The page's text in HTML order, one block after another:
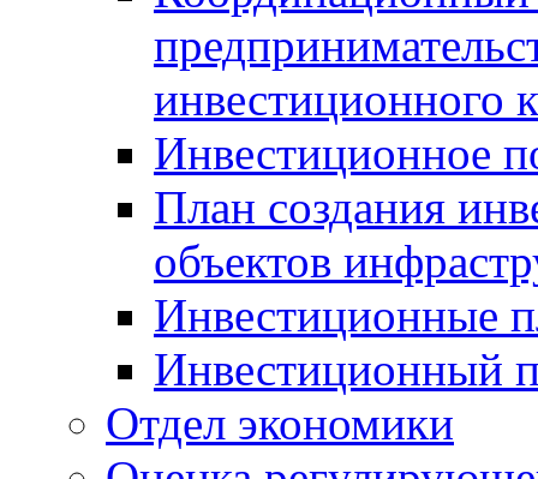
инвестиционного
Инвестиционное
План создания
объектов
Инвестиционные
Инвестиционный
Отдел экономики